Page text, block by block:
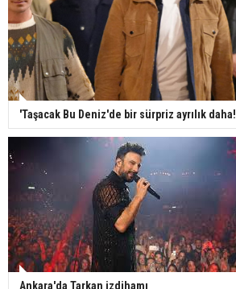
'Taşacak Bu Deniz'de bir sürpriz ayrılık daha!
Ankara'da Tarkan izdihamı